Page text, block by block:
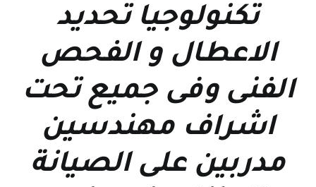
تكنولوجيا تحديد
الاعطال و الفحص
الفنى وفى جميع تحت
اشراف مهندسين
مدربين على الصيانة